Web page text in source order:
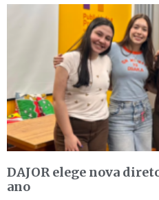
DAJOR elege nova
ano